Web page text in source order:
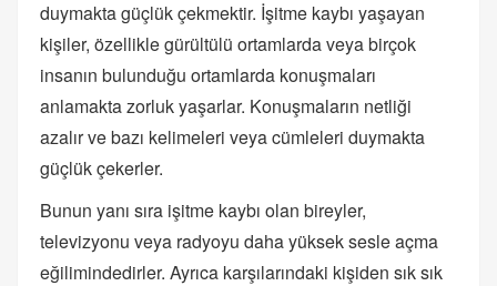
duymakta güçlük çekmektir. İşitme kaybı yaşayan
kişiler, özellikle gürültülü ortamlarda veya birçok
insanın bulunduğu ortamlarda konuşmaları
anlamakta zorluk yaşarlar. Konuşmaların netliği
azalır ve bazı kelimeleri veya cümleleri duymakta
güçlük çekerler.
Bunun yanı sıra işitme kaybı olan bireyler,
televizyonu veya radyoyu daha yüksek sesle açma
eğilimindedirler. Ayrıca karşılarındaki kişiden sık sık